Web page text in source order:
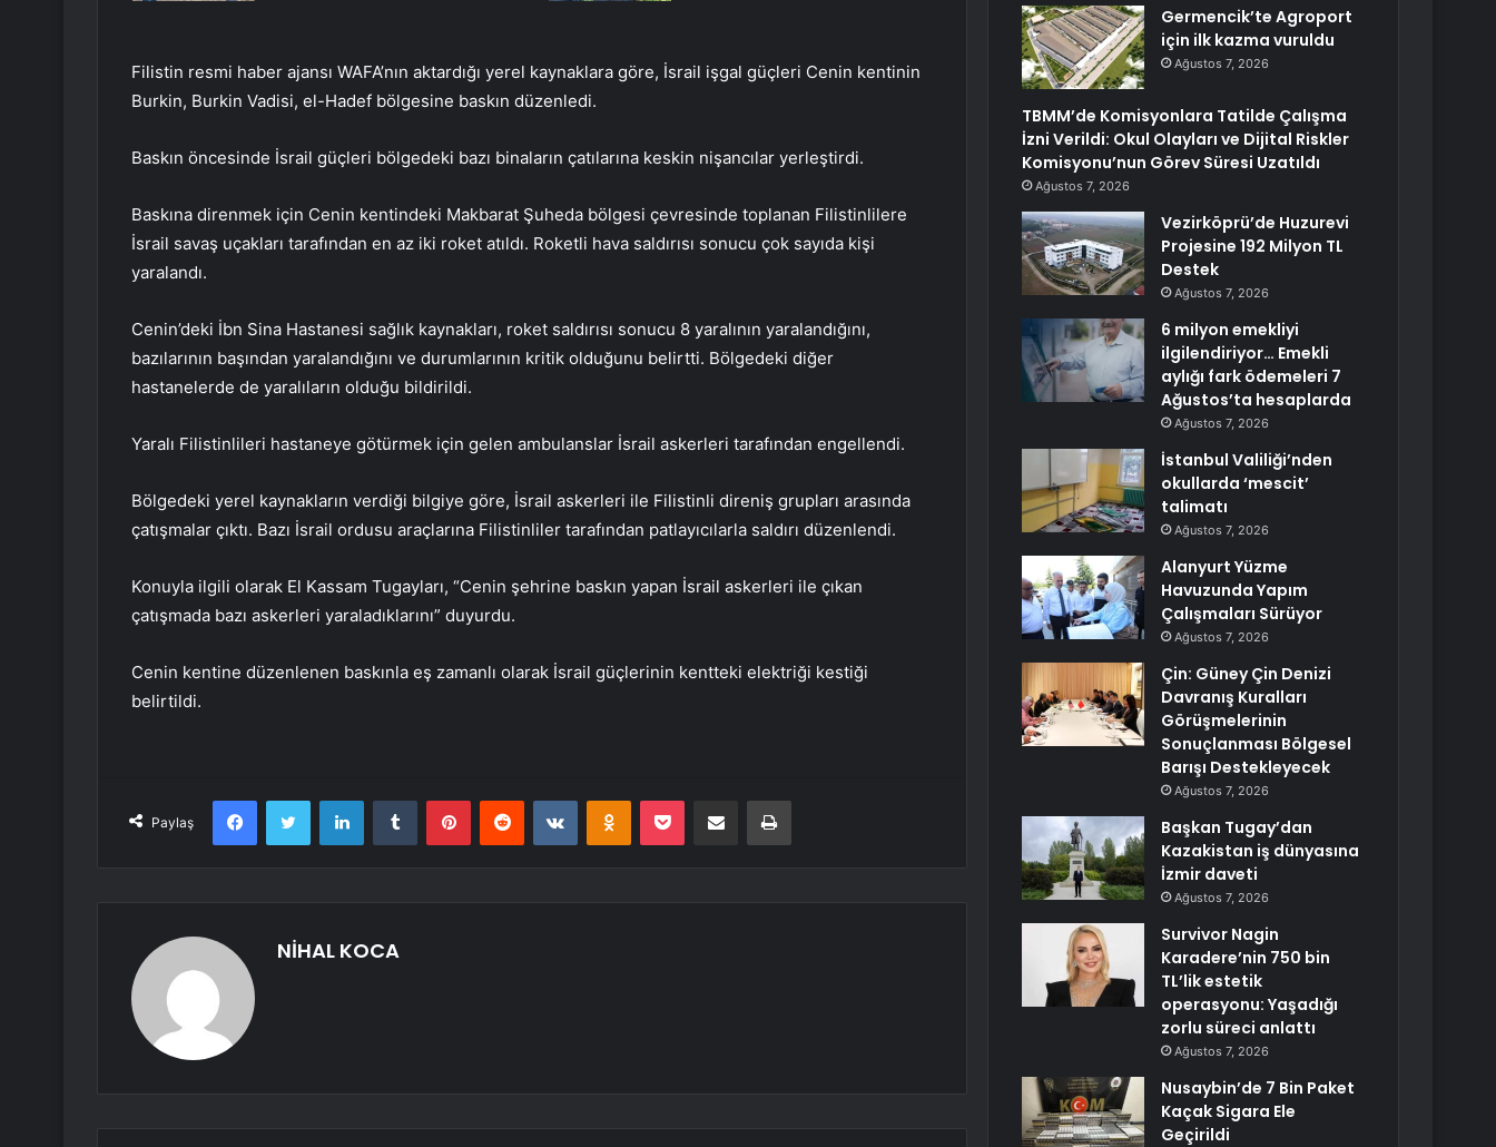
Filistin resmi haber ajansı WAFA’nın aktardığı yerel kaynaklara göre, İsrail işgal güçleri Cenin kentinin
Burkin, Burkin Vadisi, el-Hadef bölgesine baskın düzenledi.
Baskın öncesinde İsrail güçleri bölgedeki bazı binaların çatılarına keskin nişancılar yerleştirdi.
Baskına direnmek için Cenin kentindeki Makbarat Şuheda bölgesi çevresinde toplanan Filistinlilere
İsrail savaş uçakları tarafından en az iki roket atıldı. Roketli hava saldırısı sonucu çok sayıda kişi
yaralandı.
Cenin’deki İbn Sina Hastanesi sağlık kaynakları, roket saldırısı sonucu 8 yaralının yaralandığını,
bazılarının başından yaralandığını ve durumlarının kritik olduğunu belirtti. Bölgedeki diğer
hastanelerde de yaralıların olduğu bildirildi.
Yaralı Filistinlileri hastaneye götürmek için gelen ambulanslar İsrail askerleri tarafından engellendi.
Bölgedeki yerel kaynakların verdiği bilgiye göre, İsrail askerleri ile Filistinli direniş grupları arasında
çatışmalar çıktı. Bazı İsrail ordusu araçlarına Filistinliler tarafından patlayıcılarla saldırı düzenlendi.
Konuyla ilgili olarak El Kassam Tugayları, “Cenin şehrine baskın yapan İsrail askerleri ile çıkan
çatışmada bazı askerleri yaraladıklarını” duyurdu.
Cenin kentine düzenlenen baskınla eş zamanlı olarak İsrail güçlerinin kentteki elektriği kestiği
belirtildi.
Paylaş
FacebookTwitter LinkedInTumblr PinterestReddit VKontakteOdnoklassniki
Pocket E-Posta ile paylaş Yazdır
NİHAL KOCA
Germencik’te Agroport
için ilk kazma vuruldu
Ağustos 7, 2026
TBMM’de Komisyonlara Tatilde Çalışma
İzni Verildi: Okul Olayları ve Dijital Riskler
Komisyonu’nun Görev Süresi Uzatıldı
Ağustos 7, 2026
Vezirköprü’de Huzurevi
Projesine 192 Milyon TL
Destek
Ağustos 7, 2026
6 milyon emekliyi
ilgilendiriyor… Emekli
aylığı fark ödemeleri 7
Ağustos’ta hesaplarda
Ağustos 7, 2026
İstanbul Valiliği’nden
okullarda ‘mescit’
talimatı
Ağustos 7, 2026
Alanyurt Yüzme
Havuzunda Yapım
Çalışmaları Sürüyor
Ağustos 7, 2026
Çin: Güney Çin Denizi
Davranış Kuralları
Görüşmelerinin
Sonuçlanması Bölgesel
Barışı Destekleyecek
Ağustos 7, 2026
Başkan Tugay’dan
Kazakistan iş dünyasına
İzmir daveti
Ağustos 7, 2026
Survivor Nagin
Karadere’nin 750 bin
TL’lik estetik
operasyonu: Yaşadığı
zorlu süreci anlattı
Ağustos 7, 2026
Nusaybin’de 7 Bin Paket
Kaçak Sigara Ele
Geçirildi